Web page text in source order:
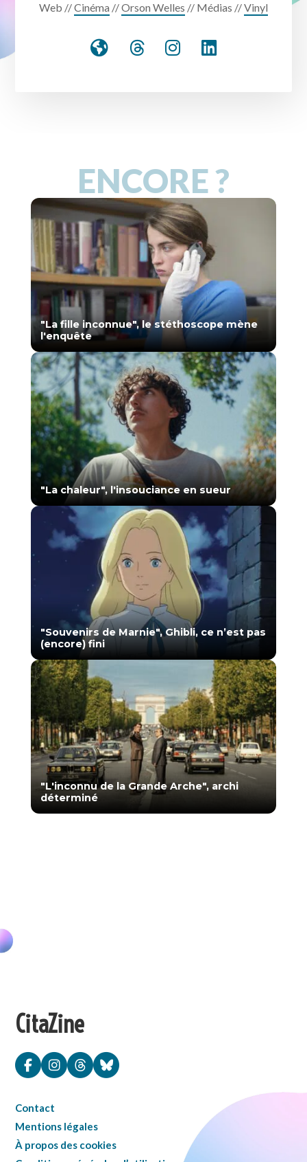
Web //Cinéma //Orson Welles // Médias //Vinyl
ENCORE ?
"La fille inconnue", le stéthoscope mène
l'enquête
"La chaleur", l'insouciance en sueur
"Souvenirs de Marnie", Ghibli, ce n’est pas
(encore) fini
"L'inconnu de la Grande Arche", archi
déterminé
CitaZine
Contact
Mentions légales
À propos des cookies